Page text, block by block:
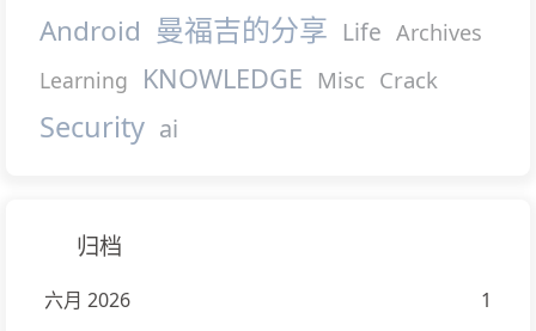
Android 曼福吉的分享 Life Archives
Learning
KNOWLEDGE Misc Crack
Security ai
归档
六月 2026
1